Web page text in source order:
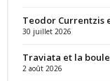
Teodor Currentzis
30 juillet 2026
Traviata et la
2 août 2026